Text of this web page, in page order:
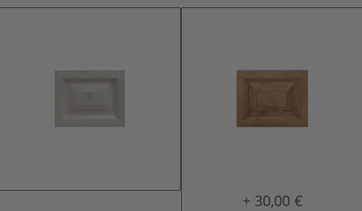
gewachst
+ 30,00 €